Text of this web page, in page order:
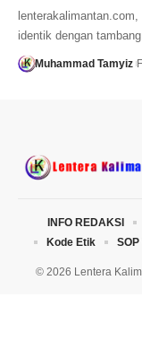
identik dengan
Muhammad Tamyiz
© 2026 Lentera
INFO REDAKSI
Kode Etik
SOP